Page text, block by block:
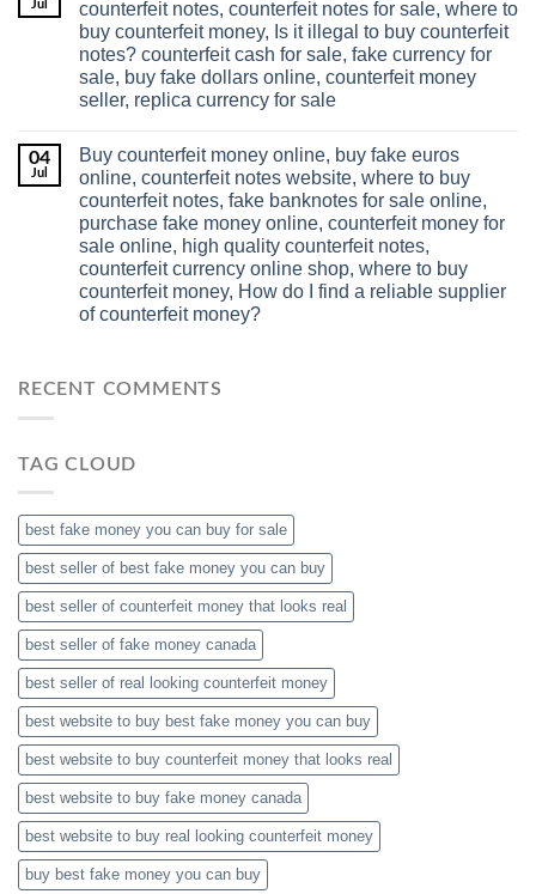
Jul
counterfeit notes, counterfeit notes for sale, where to
buy counterfeit money, Is it illegal to buy counterfeit
notes? counterfeit cash for sale, fake currency for
sale, buy fake dollars online, counterfeit money
seller, replica currency for sale
04
Jul
Buy counterfeit money online, buy fake euros
online, counterfeit notes website, where to buy
counterfeit notes, fake banknotes for sale online,
purchase fake money online, counterfeit money for
sale online, high quality counterfeit notes,
counterfeit currency online shop, where to buy
counterfeit money, How do I find a reliable supplier
of counterfeit money?
RECENT COMMENTS
TAG CLOUD
best fake money you can buy​ for sale
best seller of best fake money you can buy​
best seller of counterfeit money that looks real
best seller of fake money canada
best seller of real looking counterfeit money​
best website to buy best fake money you can buy​
best website to buy counterfeit money that looks real
best website to buy fake money canada
best website to buy real looking counterfeit money​
buy best fake money you can buy​